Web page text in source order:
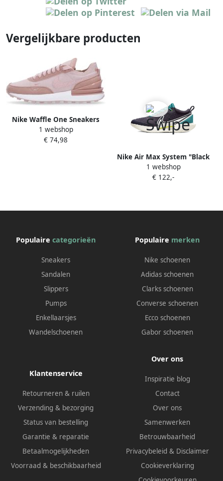
Vergelijkbare producten
Nike Waffle One Sneakers
Pink Dames
1 webshop
€ 74,98
Nike Air Max System "Black
University Red White"
sneakers Zwart
1 webshop
€ 122,-
Populaire categorieën
Sneakers
Sandalen
Slippers
Pumps
Enkellaarsjes
Wandelschoenen
Populaire merken
Nike schoenen
Adidas schoenen
Clarks schoenen
Converse schoenen
Ecco schoenen
Gabor schoenen
Klantenservice
Retourneren & ruilen
Verzending & bezorging
Status van bestelling
Garantie & reparatie
Betaalmogelijkheden
Voorraad & beschikbaarheid
Over ons
Inspiratie blog
Contact
Over ons
Samenwerken
Betrouwbaarheid
Privacybeleid & Disclaimer
Cookieverklaring